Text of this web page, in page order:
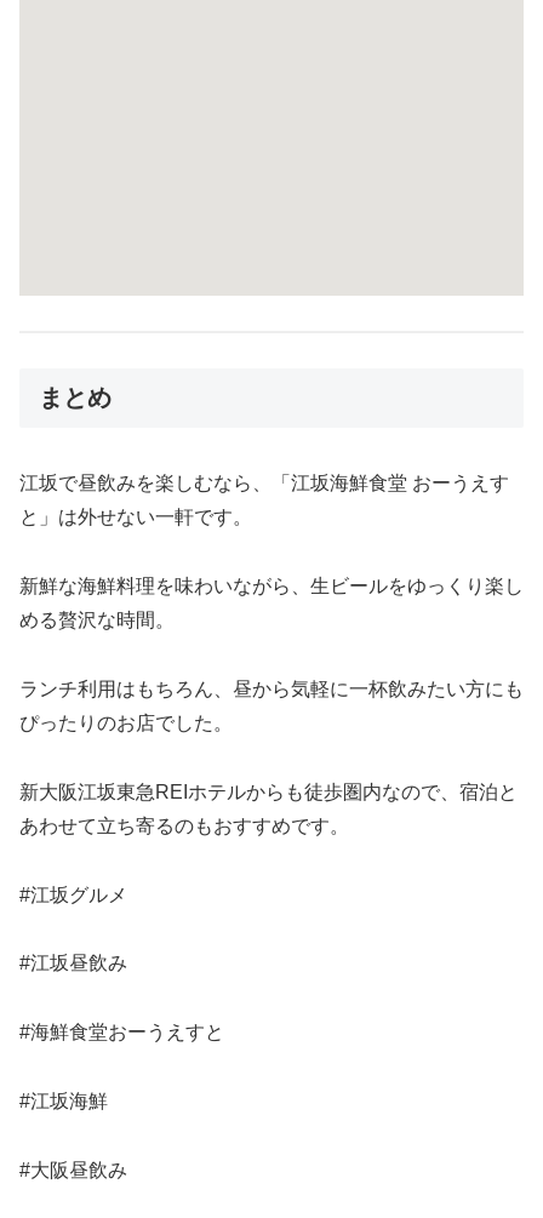
まとめ
江坂で昼飲みを楽しむなら、「江坂海鮮食堂 おーうえす
と」は外せない一軒です。
新鮮な海鮮料理を味わいながら、生ビールをゆっくり楽し
める贅沢な時間。
ランチ利用はもちろん、昼から気軽に一杯飲みたい方にも
ぴったりのお店でした。
新大阪江坂東急REIホテルからも徒歩圏内なので、宿泊と
あわせて立ち寄るのもおすすめです。
#江坂グルメ
#江坂昼飲み
#海鮮食堂おーうえすと
#江坂海鮮
#大阪昼飲み